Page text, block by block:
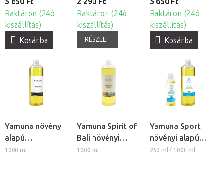
5 650 Ft
Raktáron (24ó
kiszállítás)
Kosárba
2 290 Ft
Raktáron (24ó
kiszállítás)
RÉSZLET
5 650 Ft
Raktáron (24ó
kiszállítás)
Kosárba
Yamuna növényi
alapú
masszázsolaj -
1000 ml
Yamuna Spirit of
Bali növényi
alapú
1000 ml
Yamuna Sport
növényi alapú
masszázsolaj -
250 ml / 1000 ml